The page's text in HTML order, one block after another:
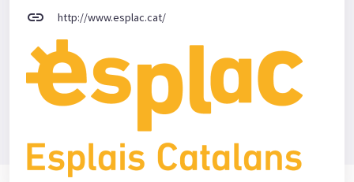
link http://www.esplac.cat/